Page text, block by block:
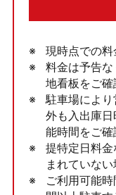
現時点での料
料金は予告
地看板をご確
駐車場によ
外も入出庫
能時間をご確
提特定日料
まれていない
ご利用可能